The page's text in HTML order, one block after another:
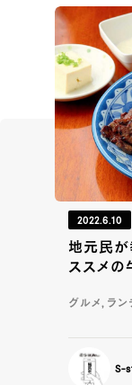
2022.6.10
地元民が
ススメの
グルメ, ラン
S-